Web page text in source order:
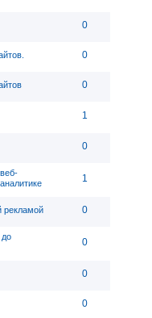
0
0
0
1
0
1
рекламой 0
до
0
0
0